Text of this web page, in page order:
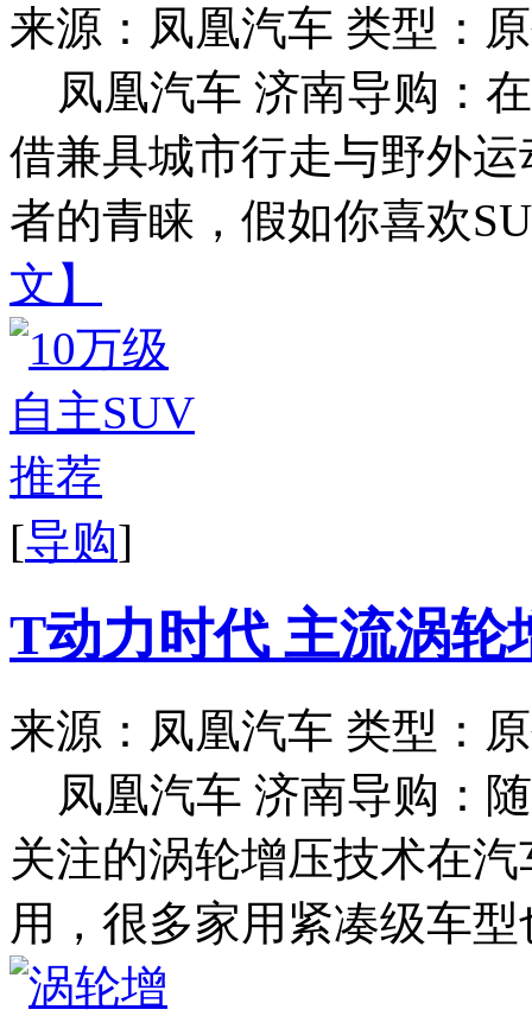
来源：凤凰汽车 类型：
凤凰汽车 济南导购：
借兼具城市行走与野外
者的青睐，假如你喜欢
文】
[导购]
T动力时代 主流涡轮
来源：凤凰汽车 类型：
凤凰汽车 济南导购：
关注的涡轮增压技术在
用，很多家用紧凑级车